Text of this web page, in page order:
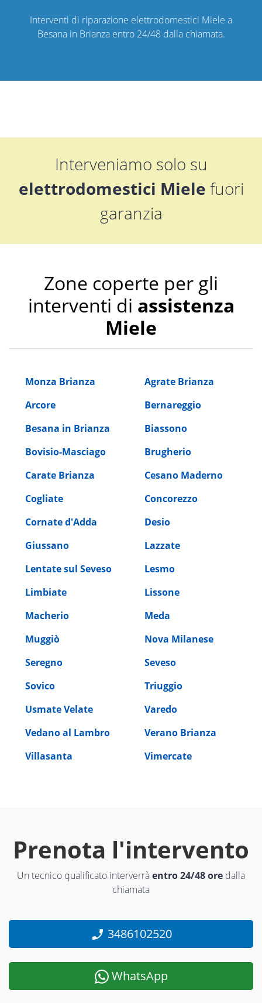
Interventi di riparazione elettrodomestici Miele a
Besana in Brianza entro 24/48 dalla chiamata.
Interveniamo solo su
elettrodomestici Miele fuori
garanzia
Zone coperte per gli
interventi di assistenza
Miele
Monza Brianza
Agrate Brianza
Arcore
Bernareggio
Besana in Brianza
Biassono
Bovisio-Masciago
Brugherio
Carate Brianza
Cesano Maderno
Cogliate
Concorezzo
Cornate d'Adda
Desio
Giussano
Lazzate
Lentate sul Seveso
Lesmo
Limbiate
Lissone
Macherio
Meda
Muggiò
Nova Milanese
Seregno
Seveso
Sovico
Triuggio
Usmate Velate
Varedo
Vedano al Lambro
Verano Brianza
Villasanta
Vimercate
Prenota l'intervento
Un tecnico qualificato interverràentro 24/48 ore dalla
chiamata
3486102520
WhatsApp